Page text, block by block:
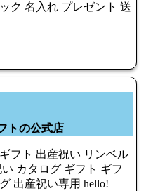
ク 名入れ プレゼント 送
トの公式店
フト 出産祝い リンベル
カタログ ギフト ギフ
出産祝い専用 hello!